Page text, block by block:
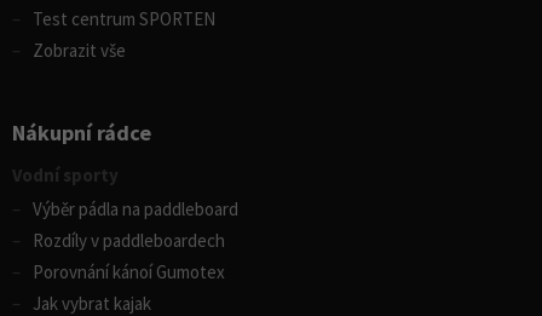
Test centrum SPORTEN
Zobrazit vše
Nákupní rádce
Vodní sporty
Výběr pádla na paddleboard
Rozdíly v paddleboardech
Porovnání kánoí Gumotex
Jak vybrat kajak